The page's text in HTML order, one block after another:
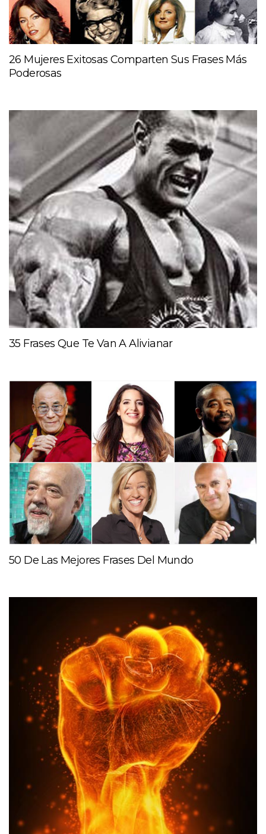
26 Mujeres Exitosas Comparten Sus Frases Más
Poderosas
35 Frases Que Te Van A Alivianar
50 De Las Mejores Frases Del Mundo